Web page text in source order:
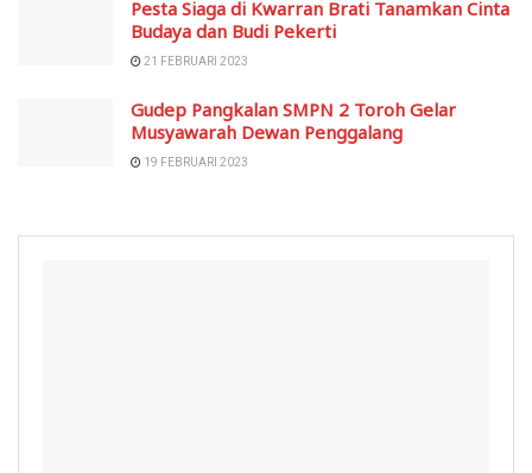
Pesta Siaga di Kwarran Brati Tanamkan Cinta
Budaya dan Budi Pekerti
21 FEBRUARI 2023
Gudep Pangkalan SMPN 2 Toroh Gelar
Musyawarah Dewan Penggalang
19 FEBRUARI 2023